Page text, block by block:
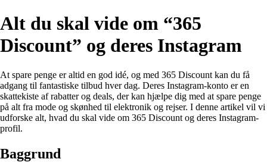
Alt du skal vide om “365
Discount” og deres Instagram
At spare penge er altid en god idé, og med 365 Discount kan du få
adgang til fantastiske tilbud hver dag. Deres Instagram-konto er en
skattekiste af rabatter og deals, der kan hjælpe dig med at spare penge
på alt fra mode og skønhed til elektronik og rejser. I denne artikel vil vi
udforske alt, hvad du skal vide om 365 Discount og deres Instagram-
profil.
Baggrund